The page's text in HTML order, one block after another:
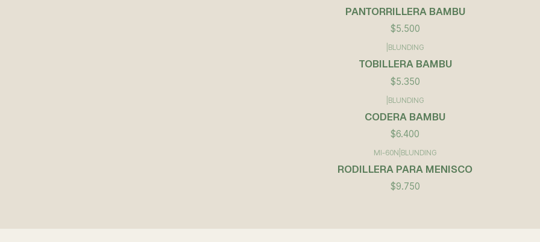
PANTORRILLERA BAMBU
$5.500
BLUNDING
TOBILLERA BAMBU
$5.350
BLUNDING
CODERA BAMBU
$6.400
MI-60N BLUNDING
RODILLERA PARA MENISCO
$9.750